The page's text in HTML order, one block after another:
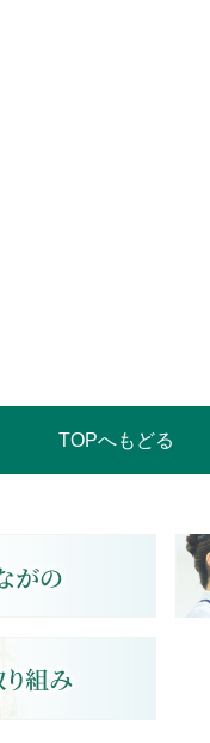
TOPへもどる